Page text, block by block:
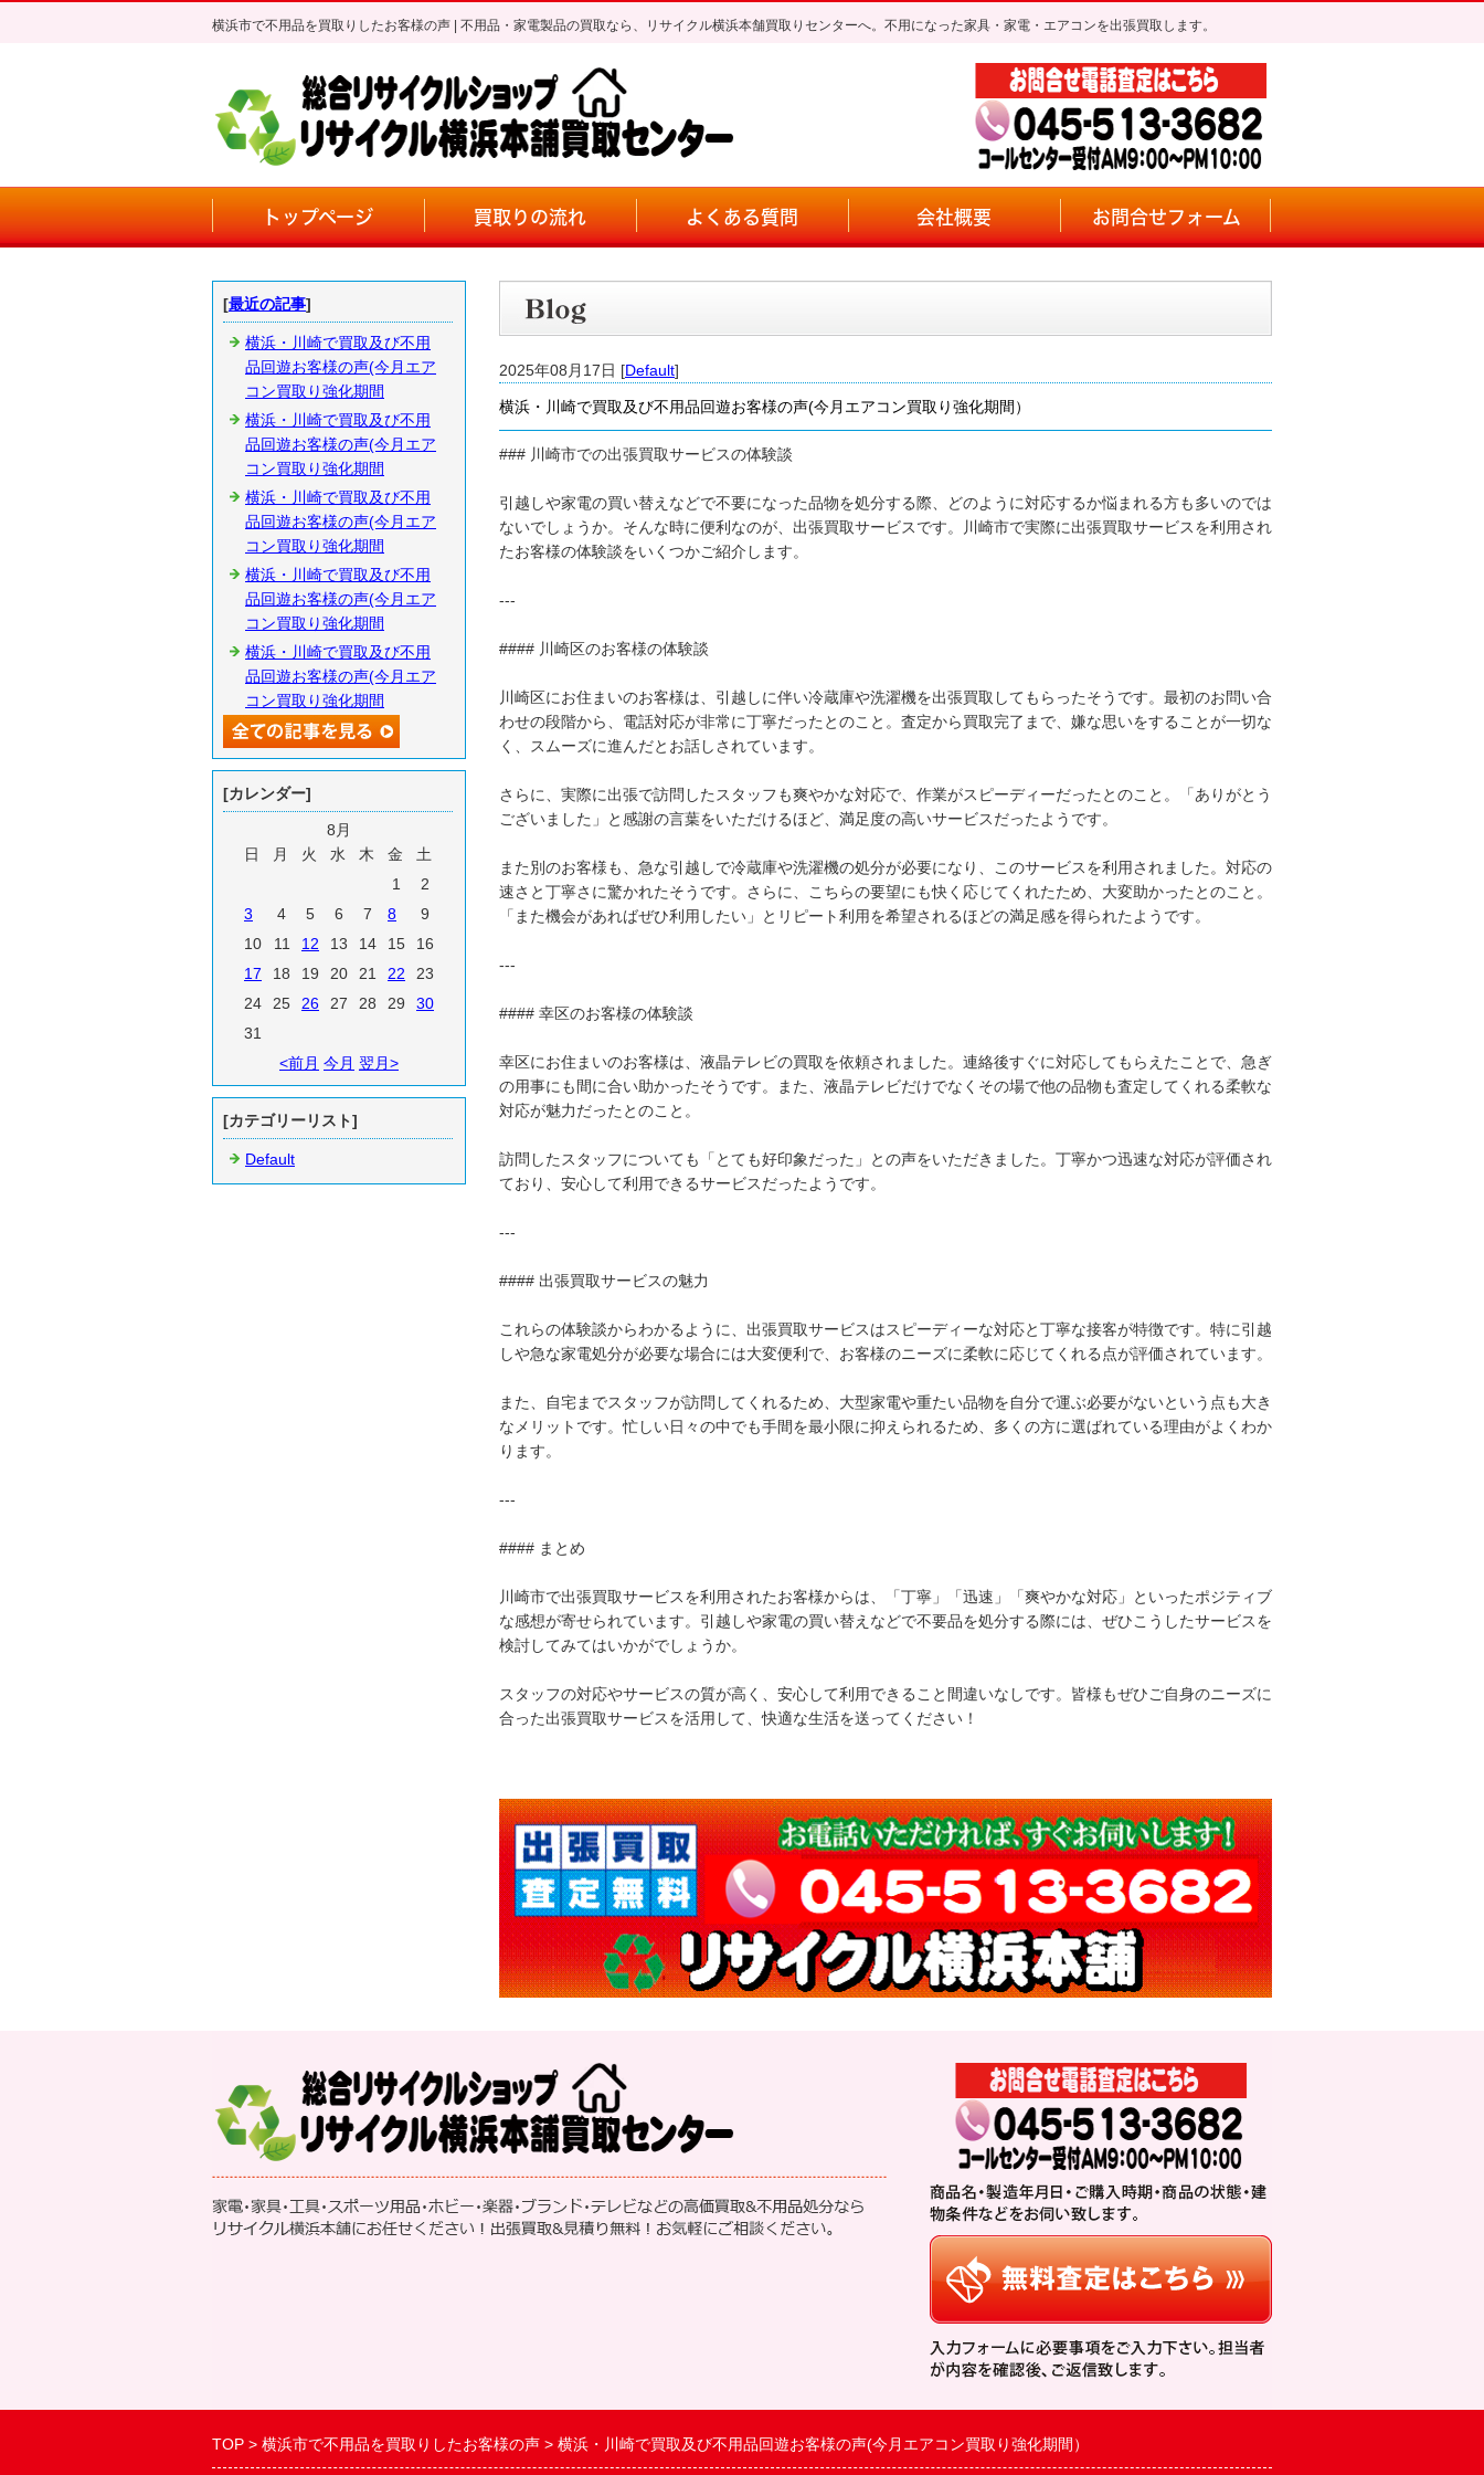
横浜市で不用品を買取りしたお客様の声 | 不用品・家電製品の買取なら、リサイクル横浜本舗買取りセンターへ。不用になった家具・家電・エアコンを出張買取します。
トップページ 買取りの流れ よくある質問 会社概要 お問合せフォーム
2025年08月17日 [Default]
横浜・川崎で買取及び不用品回遊お客様の声(今月エアコン買取り強化期間）
### 川崎市での出張買取サービスの体験談
引越しや家電の買い替えなどで不要になった品物を処分する際、どのように対応するか悩まれる方も多いのでは
ないでしょうか。そんな時に便利なのが、出張買取サービスです。川崎市で実際に出張買取サービスを利用され
たお客様の体験談をいくつかご紹介します。
---
#### 川崎区のお客様の体験談
川崎区にお住まいのお客様は、引越しに伴い冷蔵庫や洗濯機を出張買取してもらったそうです。最初のお問い合
わせの段階から、電話対応が非常に丁寧だったとのこと。査定から買取完了まで、嫌な思いをすることが一切な
く、スムーズに進んだとお話しされています。
さらに、実際に出張で訪問したスタッフも爽やかな対応で、作業がスピーディーだったとのこと。「ありがとう
ございました」と感謝の言葉をいただけるほど、満足度の高いサービスだったようです。
また別のお客様も、急な引越しで冷蔵庫や洗濯機の処分が必要になり、このサービスを利用されました。対応の
速さと丁寧さに驚かれたそうです。さらに、こちらの要望にも快く応じてくれたため、大変助かったとのこと。
「また機会があればぜひ利用したい」とリピート利用を希望されるほどの満足感を得られたようです。
---
#### 幸区のお客様の体験談
幸区にお住まいのお客様は、液晶テレビの買取を依頼されました。連絡後すぐに対応してもらえたことで、急ぎ
の用事にも間に合い助かったそうです。また、液晶テレビだけでなくその場で他の品物も査定してくれる柔軟な
対応が魅力だったとのこと。
訪問したスタッフについても「とても好印象だった」との声をいただきました。丁寧かつ迅速な対応が評価され
ており、安心して利用できるサービスだったようです。
---
#### 出張買取サービスの魅力
これらの体験談からわかるように、出張買取サービスはスピーディーな対応と丁寧な接客が特徴です。特に引越
しや急な家電処分が必要な場合には大変便利で、お客様のニーズに柔軟に応じてくれる点が評価されています。
また、自宅までスタッフが訪問してくれるため、大型家電や重たい品物を自分で運ぶ必要がないという点も大き
なメリットです。忙しい日々の中でも手間を最小限に抑えられるため、多くの方に選ばれている理由がよくわか
ります。
---
#### まとめ
川崎市で出張買取サービスを利用されたお客様からは、「丁寧」「迅速」「爽やかな対応」といったポジティブ
な感想が寄せられています。引越しや家電の買い替えなどで不要品を処分する際には、ぜひこうしたサービスを
検討してみてはいかがでしょうか。
スタッフの対応やサービスの質が高く、安心して利用できること間違いなしです。皆様もぜひご自身のニーズに
合った出張買取サービスを活用して、快適な生活を送ってください！
[最近の記事]
横浜・川崎で買取及び不用
品回遊お客様の声(今月エア
コン買取り強化期間
横浜・川崎で買取及び不用
品回遊お客様の声(今月エア
コン買取り強化期間
横浜・川崎で買取及び不用
品回遊お客様の声(今月エア
コン買取り強化期間
横浜・川崎で買取及び不用
品回遊お客様の声(今月エア
コン買取り強化期間
横浜・川崎で買取及び不用
品回遊お客様の声(今月エア
コン買取り強化期間
[カレンダー]
8月
日
月 火 水 木 金
土
1
2
3
4 5 6 7 8
9
10
11 12 13 14 15
16
17
18 19 20 21 22
23
24
25 26 27 28 29
30
31
<前月 今月 翌月>
[カテゴリーリスト]
Default
TOP 横浜市で不用品を買取りしたお客様の声 横浜・川崎で買取及び不用品回遊お客様の声(今月エアコン買取り強化期間）